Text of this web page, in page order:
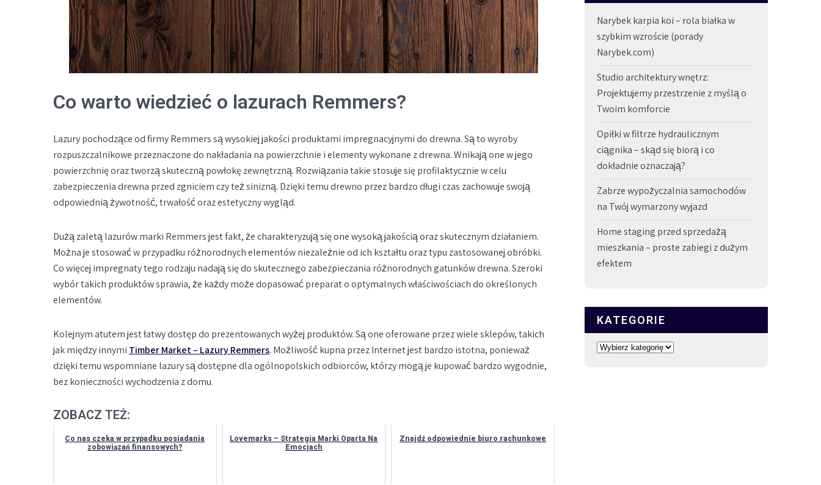
Co warto wiedzieć o lazurach Remmers?
Lazury pochodzące od firmy Remmers są wysokiej jakości produktami impregnacyjnymi do drewna. Są to wyroby
rozpuszczalnikowe przeznaczone do nakładania na powierzchnie i elementy wykonane z drewna. Wnikają one w jego
powierzchnię oraz tworzą skuteczną powłokę zewnętrzną. Rozwiązania takie stosuje się profilaktycznie w celu
zabezpieczenia drewna przed zgniciem czy też sinizną. Dzięki temu drewno przez bardzo długi czas zachowuje swoją
odpowiednią żywotność, trwałość oraz estetyczny wygląd.
Dużą zaletą lazurów marki Remmers jest fakt, że charakteryzują się one wysoką jakością oraz skutecznym działaniem.
Można je stosować w przypadku różnorodnych elementów niezależnie od ich kształtu oraz typu zastosowanej obróbki.
Co więcej impregnaty tego rodzaju nadają się do skutecznego zabezpieczania różnorodnych gatunków drewna. Szeroki
wybór takich produktów sprawia, że każdy może dopasować preparat o optymalnych właściwościach do określonych
elementów.
Kolejnym atutem jest łatwy dostęp do prezentowanych wyżej produktów. Są one oferowane przez wiele sklepów, takich
jak między innymi Timber Market – Lazury Remmers. Możliwość kupna przez Internet jest bardzo istotna, ponieważ
dzięki temu wspomniane lazury są dostępne dla ogólnopolskich odbiorców, którzy mogą je kupować bardzo wygodnie,
bez konieczności wychodzenia z domu.
ZOBACZ TEŻ:
Co nas czeka w przypadku posiadania
zobowiązań finansowych?
Lovemarks – Strategia Marki Oparta Na
Emocjach
Znajdź odpowiednie biuro rachunkowe
Narybek karpia koi – rola białka w
szybkim wzroście (porady
Narybek.com)
Studio architektury wnętrz:
Projektujemy przestrzenie z myślą o
Twoim komforcie
Opiłki w filtrze hydraulicznym
ciągnika – skąd się biorą i co
dokładnie oznaczają?
Zabrze wypożyczalnia samochodów
na Twój wymarzony wyjazd
Home staging przed sprzedażą
mieszkania – proste zabiegi z dużym
efektem
KATEGORIE
Kategorie